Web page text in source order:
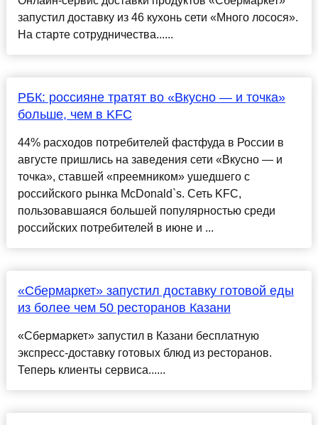
запустил доставку из 46 кухонь сети «Много лосося».
На старте сотрудничества......
РБК: россияне тратят во «Вкусно — и точка»
больше, чем в KFC
44% расходов потребителей фастфуда в России в
августе пришлись на заведения сети «Вкусно — и
точка», ставшей «преемником» ушедшего с
российского рынка McDonald`s. Сеть KFC,
пользовавшаяся большей популярностью среди
российских потребителей в июне и ...
«Сбермаркет» запустил доставку готовой еды
из более чем 50 ресторанов Казани
«Сбермаркет» запустил в Казани бесплатную
экспресс-доставку готовых блюд из ресторанов.
Теперь клиенты сервиса......